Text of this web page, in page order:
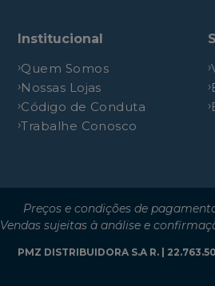
Institucional
Quem Somos
Nossas Lojas
Código de Conduta
Trabalhe Conosco
Preços e condições de
Vendas sujeitas à análise e
PMZ DISTRIBUIDORA S.A R. |